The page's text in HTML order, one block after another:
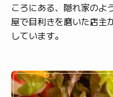
ころにある、隠れ家のよ
屋で目利きを磨いた店主
しています。